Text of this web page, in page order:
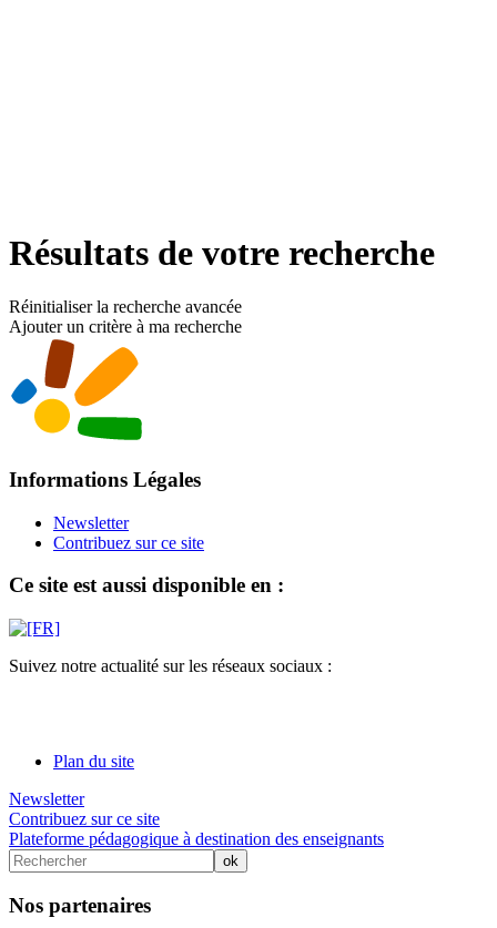
Résultats de votre recherche
Réinitialiser la recherche avancée
Ajouter un critère à ma recherche
Informations Légales
Newsletter
Contribuez sur ce site
Ce site est aussi disponible en :
Suivez notre actualité sur les réseaux sociaux :
Plan du site
Newsletter
Contribuez sur ce site
Plateforme pédagogique à destination des enseignants
Nos partenaires